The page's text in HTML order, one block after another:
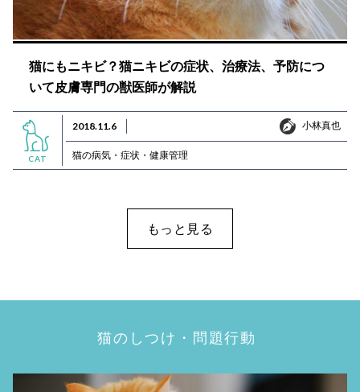
猫にもニキビ？猫ニキビの症状、治療法、予防につ
いて皮膚専門の獣医師が解説
CAT
2018.11.6 小林真也
小林真也
猫の病気・症状・健康管理
もっと見る
猫のしつけ・問題行動